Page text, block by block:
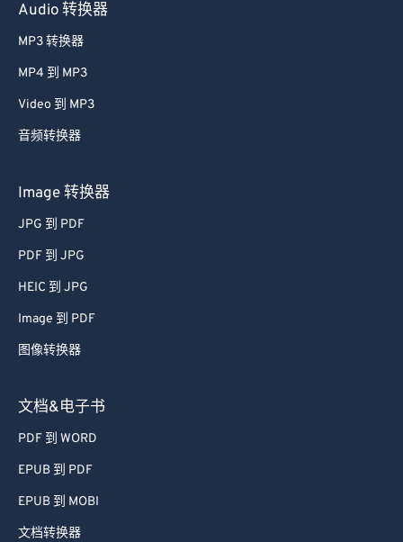
Audio 转换器
MP3 转换器
MP4 到 MP3
Video 到 MP3
音频转换器
Image 转换器
JPG 到 PDF
PDF 到 JPG
HEIC 到 JPG
Image 到 PDF
图像转换器
文档&电子书
PDF 到 WORD
EPUB 到 PDF
EPUB 到 MOBI
文档转换器